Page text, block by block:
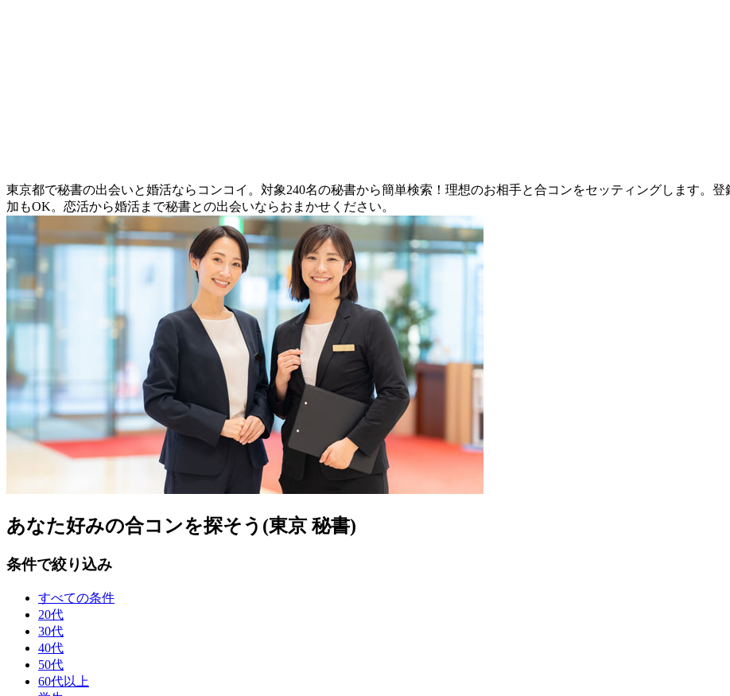
東京都で秘書の出会いと婚活ならコンコイ。対象240名の秘書から簡単検索！理想のお相手と合コンをセッティングします。
加もOK。恋活から婚活まで秘書との出会いならおまかせください。
あなた好みの合コンを探そう(東京 秘書)
条件で絞り込み
すべての条件
20代
30代
40代
50代
60代以上